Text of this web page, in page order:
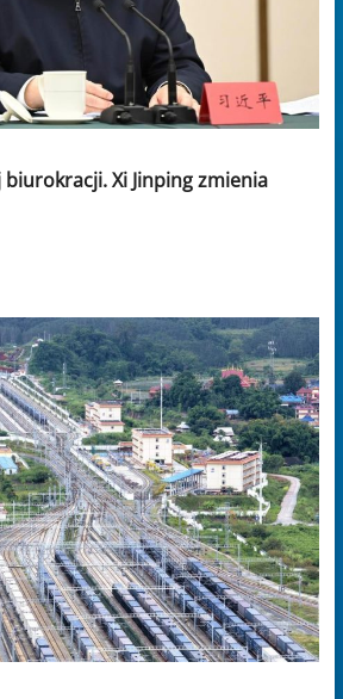
Xi Jinping zmienia